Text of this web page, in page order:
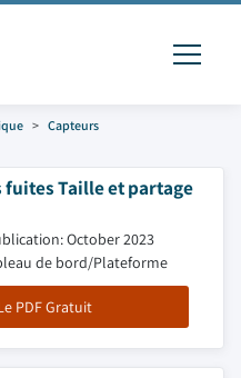
Capteurs
fuites Taille et partage
October 2023
de bord/Plateforme
PDF Gratuit